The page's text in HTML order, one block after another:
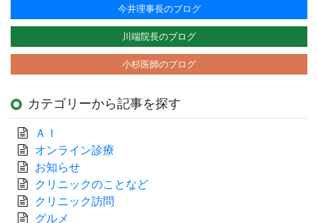
今井理事長のブログ
川端院長のブログ
小杉医師のブログ
カテゴリーから記事を探す
ＡＩ
オンライン診療
お知らせ
クリニックのことなど
クリニック訪問
グルメ